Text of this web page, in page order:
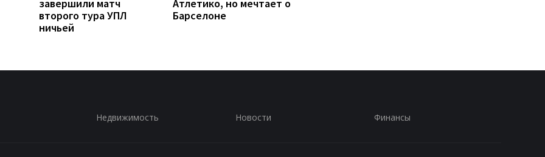
завершили матч
второго тура УПЛ
ничьей
Атлетико, но мечтает о
Барселоне
Недвижимость Новости Финансы